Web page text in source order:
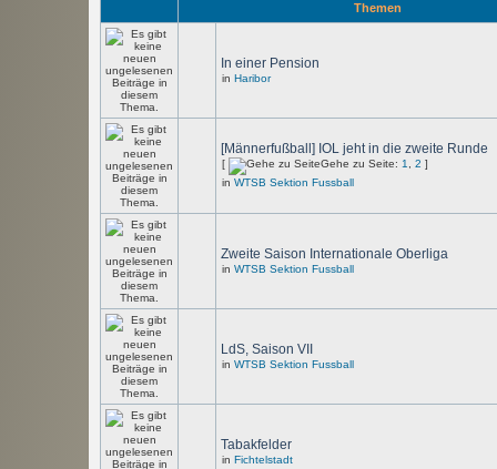
Themen
In einer Pension
in Haribor
[Männerfußball] IOL jeht in die zweite Runde
[ Gehe zu Seite: 1 2 ]
in WTSB Sektion Fussball
Zweite Saison Internationale Oberliga
in WTSB Sektion Fussball
LdS, Saison VII
in WTSB Sektion Fussball
Tabakfelder
in Fichtelstadt